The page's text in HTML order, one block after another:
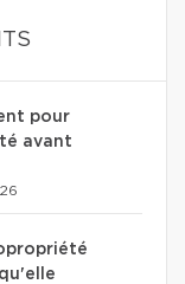
pour
avant